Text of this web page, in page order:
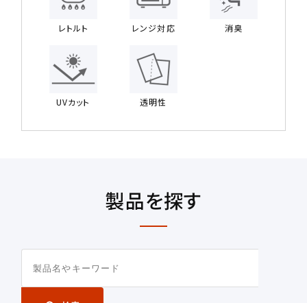
レトルト レンジ対応 消臭
UVカット 透明性
製品を探す